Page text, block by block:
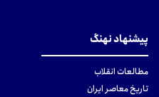
پیشنهاد نهنگ
مطالعات انقلاب
تاریخ معاصر ایران